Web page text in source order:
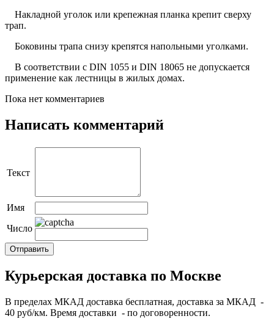
Накладной уголок или крепежная планка крепит сверху
трап.
Боковины трапа снизу крепятся напольными уголками.
В соответствии с DIN 1055 и DIN 18065 не допускается
применение как лестницы в жилых домах.
Пока нет комментариев
Написать комментарий
Текст
Имя
Число
Курьерская доставка по Москве
В пределах МКАД доставка бесплатная, доставка за МКАД -
40 руб/км. Время доставки - по договоренности.